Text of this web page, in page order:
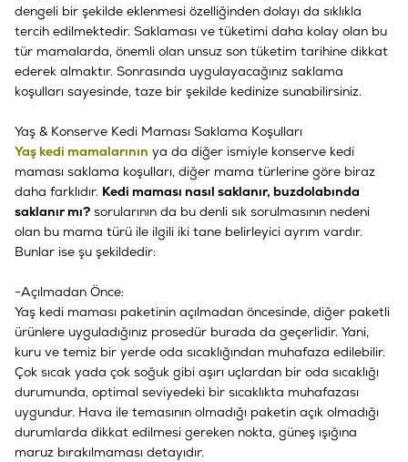
dengeli bir şekilde eklenmesi özelliğinden dolayı da sıklıkla
tercih edilmektedir. Saklaması ve tüketimi daha kolay olan bu
tür mamalarda, önemli olan unsuz son tüketim tarihine dikkat
ederek almaktır. Sonrasında uygulayacağınız saklama
koşulları sayesinde, taze bir şekilde kedinize sunabilirsiniz.
Yaş & Konserve Kedi Maması Saklama Koşulları
Yaş kedi mamalarının ya da diğer ismiyle konserve kedi
maması saklama koşulları, diğer mama türlerine göre biraz
daha farklıdır. Kedi maması nasıl saklanır, buzdolabında
saklanır mı? sorularının da bu denli sık sorulmasının nedeni
olan bu mama türü ile ilgili iki tane belirleyici ayrım vardır.
Bunlar ise şu şekildedir:
-Açılmadan Önce:
Yaş kedi maması paketinin açılmadan öncesinde, diğer paketli
ürünlere uyguladığınız prosedür burada da geçerlidir. Yani,
kuru ve temiz bir yerde oda sıcaklığından muhafaza edilebilir.
Çok sıcak yada çok soğuk gibi aşırı uçlardan bir oda sıcaklığı
durumunda, optimal seviyedeki bir sıcaklıkta muhafazası
uygundur. Hava ile temasının olmadığı paketin açık olmadığı
durumlarda dikkat edilmesi gereken nokta, güneş ışığına
maruz bırakılmaması detayıdır.